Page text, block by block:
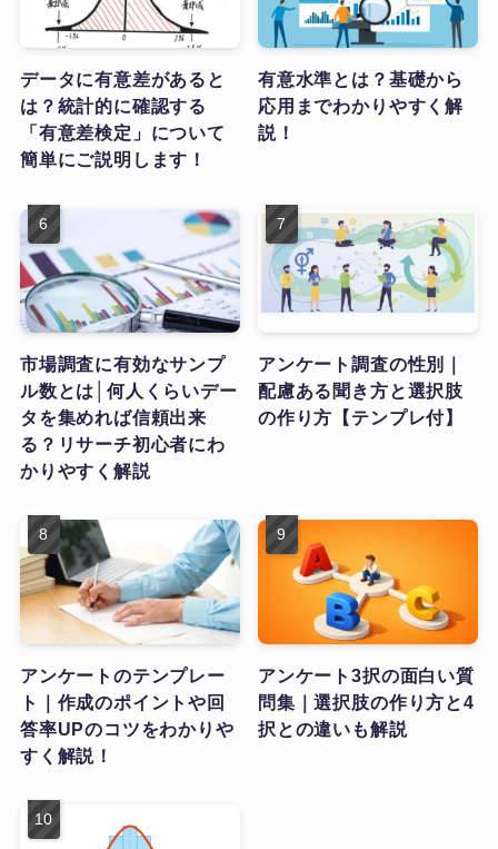
データに有意差があると
は？統計的に確認する
「有意差検定」について
簡単にご説明します！
有意水準とは？基礎から
応用までわかりやすく解
説！
市場調査に有効なサンプ
ル数とは│何人くらいデー
タを集めれば信頼出来
る？リサーチ初心者にわ
かりやすく解説
アンケート調査の性別｜
配慮ある聞き方と選択肢
の作り方【テンプレ付】
アンケートのテンプレー
ト｜作成のポイントや回
答率UPのコツをわかりや
すく解説！
アンケート3択の面白い質
問集｜選択肢の作り方と4
択との違いも解説